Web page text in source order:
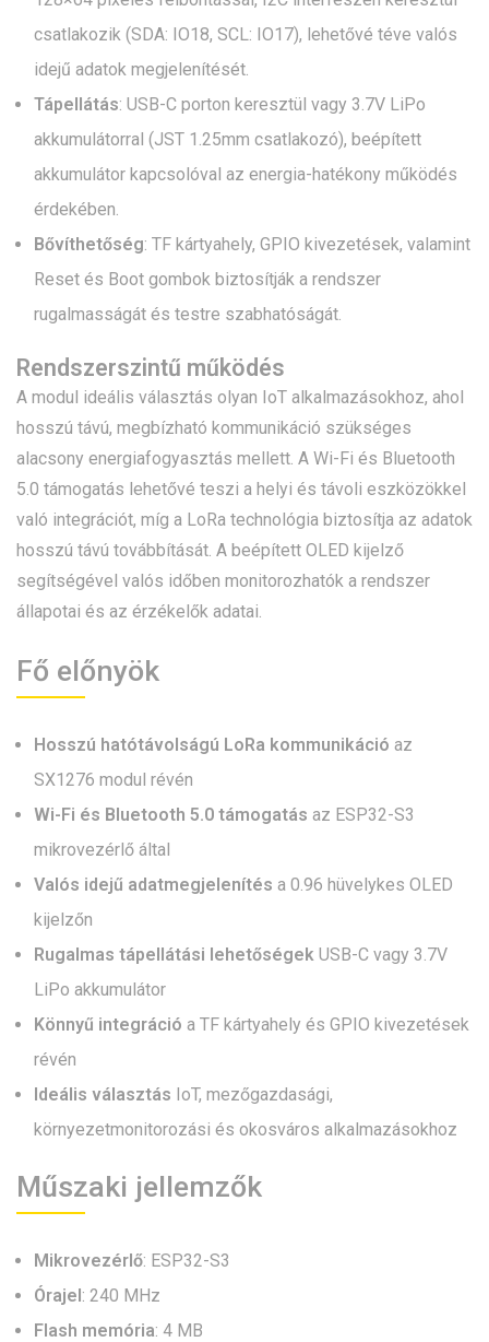
csatlakozik (SDA: IO18, SCL: IO17), lehetővé téve valós
idejű adatok megjelenítését.
Tápellátás: USB-C porton keresztül vagy 3.7V LiPo
akkumulátorral (JST 1.25mm csatlakozó), beépített
akkumulátor kapcsolóval az energia-hatékony működés
érdekében.
Bővíthetőség: TF kártyahely, GPIO kivezetések, valamint
Reset és Boot gombok biztosítják a rendszer
rugalmasságát és testre szabhatóságát.
Rendszerszintű működés
A modul ideális választás olyan IoT alkalmazásokhoz, ahol
hosszú távú, megbízható kommunikáció szükséges
alacsony energiafogyasztás mellett. A Wi-Fi és Bluetooth
5.0 támogatás lehetővé teszi a helyi és távoli eszközökkel
való integrációt, míg a LoRa technológia biztosítja az adatok
hosszú távú továbbítását. A beépített OLED kijelző
segítségével valós időben monitorozhatók a rendszer
állapotai és az érzékelők adatai.
Fő előnyök
Hosszú hatótávolságú LoRa kommunikáció az
SX1276 modul révén
Wi-Fi és Bluetooth 5.0 támogatás az ESP32-S3
mikrovezérlő által
Valós idejű adatmegjelenítés a 0.96 hüvelykes OLED
kijelzőn
Rugalmas tápellátási lehetőségek USB-C vagy 3.7V
LiPo akkumulátor
Könnyű integráció a TF kártyahely és GPIO kivezetések
révén
Ideális választás IoT, mezőgazdasági,
környezetmonitorozási és okosváros alkalmazásokhoz
Műszaki jellemzők
Mikrovezérlő: ESP32-S3
Órajel: 240 MHz
Flash memória: 4 MB